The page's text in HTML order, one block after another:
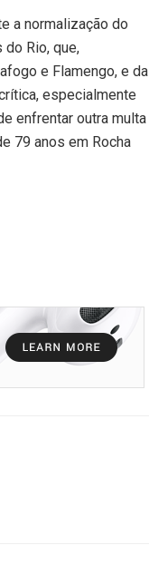
a normalização do
Rio, que,
e Flamengo, e da
especialmente
enfrentar outra multa
79 anos em Rocha